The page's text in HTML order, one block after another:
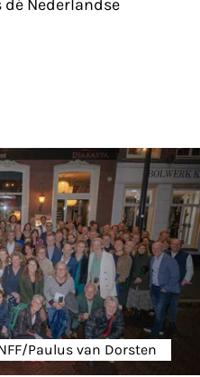
Nederlandse
Paulus van Dorsten